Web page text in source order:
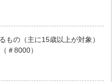
もの（主に15歳以上が対象）
＃8000）